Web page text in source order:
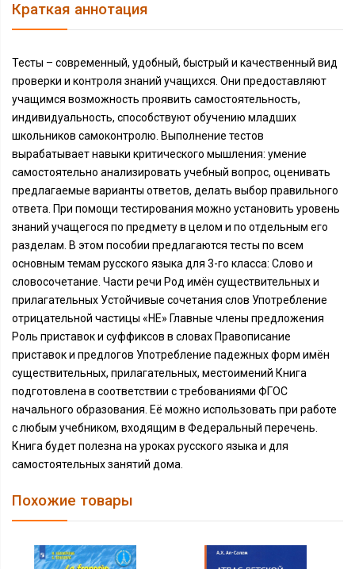
Краткая аннотация
Тесты – современный, удобный, быстрый и качественный вид
проверки и контроля знаний учащихся. Они предоставляют
учащимся возможность проявить самостоятельность,
индивидуальность, способствуют обучению младших
школьников самоконтролю. Выполнение тестов
вырабатывает навыки критического мышления: умение
самостоятельно анализировать учебный вопрос, оценивать
предлагаемые варианты ответов, делать выбор правильного
ответа. При помощи тестирования можно установить уровень
знаний учащегося по предмету в целом и по отдельным его
разделам. В этом пособии предлагаются тесты по всем
основным темам русского языка для 3-го класса: Cлово и
словосочетание. Части речи Род имён существительных и
прилагательных Устойчивые сочетания слов Употребление
отрицательной частицы «НЕ» Главные члены предложения
Роль приставок и суффиксов в словах Правописание
приставок и предлогов Употребление падежных форм имён
существительных, прилагательных, местоимений Книга
подготовлена в соответствии с требованиями ФГОС
начального образования. Её можно использовать при работе
с любым учебником, входящим в Федеральный перечень.
Книга будет полезна на уроках русского языка и для
самостоятельных занятий дома.
Похожие товары